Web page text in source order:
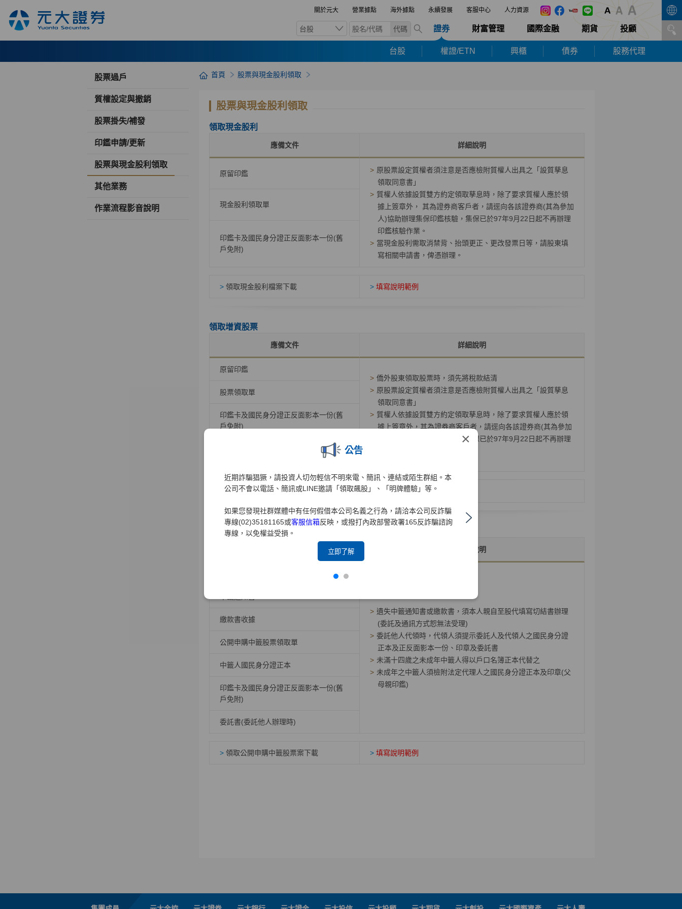
關於元大 營業據點 海外據點 永續發展 客服中心 人力資源
台股 代碼 證券 財富管理 國際金融 期貨 投顧
台股 權證/ETN 興櫃 債券 股務代理
×
公告
近期詐騙猖獗，請投資人切勿輕信不明來電、簡訊、連結或陌生群組。本
公司不會以電話、簡訊或LINE邀請「領取飆股」、「明牌體驗」等。
如果您發現社群媒體中有任何假借本公司名義之行為，請洽本公司反詐騙
專線(02)35181165或客服信箱反映，或撥打內政部警政署165反詐騙諮詢
專線，以免權益受損。
立即了解
股票過戶
質權設定與撤銷
股票掛失/補發
印鑑申請/更新
股票與現金股利領取
其他業務
作業流程影音說明
首頁 股票與現金股利領取
股票與現金股利領取
領取現金股利
應備文件 詳細說明
原留印鑑 > 原股票設定質權者須注意是否應檢附質權人出具之「設質孳息
領取同意書」
> 質權人依據設質雙方約定領取孳息時，除了要求質權人應於領
據上簽章外， 其為證券商客戶者，請逕向各該證券商(其為參加
人)協助辦理集保印鑑核驗，集保已於97年9月22日起不再辦理
印鑑核驗作業。
> 當現金股利需取消禁背、抬頭更正、更改發票日等，請股東填
寫相關申請書，俾憑辦理。
現金股利領取單
印鑑卡及國民身分證正反面影本一份(舊
戶免附)
> 領取現金股利檔案下載 > 填寫說明範例
領取增資股票
應備文件 詳細說明
原留印鑑
> 僑外股東領取股票時，須先將稅款結清
> 原股票設定質權者須注意是否應檢附質權人出具之「設質孳息
領取同意書」
> 質權人依據設質雙方約定領取孳息時，除了要求質權人應於領
據上簽章外，其為證券商客戶者，請逕向各該證券商(其為參加
人)協助辦理集保印鑑核驗，集保已於97年9月22日起不再辦理
股票領取單
印鑑卡及國民身分證正反面影本一份(舊
戶免附)
發行人保管劃撥帳戶/登錄專戶存券轉帳
申請書(適用採無實體股票發行之公司)
>領取增資股票檔案下載 > 填寫說明範例
領取公開申購中籤股票
詳細說明
> 遺失中籤通知書或繳款書，須本人親自至股代填寫切結書辦理
(委託及通訊方式恕無法受理)
> 委託他人代領時，代領人須提示委託人及代領人之國民身分證
正本及正反面影本一份、印章及委託書
> 未滿十四歲之未成年中籤人得以戶口名簿正本代替之
> 未成年之中籤人須檢附法定代理人之國民身分證正本及印章(父
母親印鑑)
繳款書收據
公開申購中籤股票領取單
中籤人國民身分證正本
印鑑卡及國民身分證正反面影本一份(舊
戶免附)
委託書(委託他人辦理時)
> 領取公開申購中籤股票案下載 > 填寫說明範例